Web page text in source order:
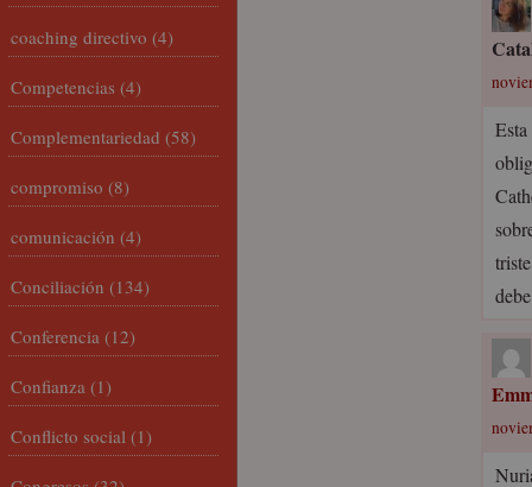
coaching directivo (4)
Competencias (4)
Complementariedad (58)
compromiso (8)
comunicación (4)
Conciliación (134)
Conferencia (12)
Confianza (1)
Conflicto social (1)